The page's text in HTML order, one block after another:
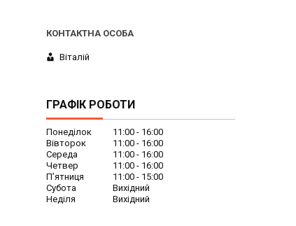
Віталій
ГРАФІК РОБОТИ
Понеділок 11:00
16:00
Вівторок
11:00
16:00
Середа
11:00
16:00
Четвер
11:00
16:00
Пʼятниця
11:00
15:00
Субота
Вихідний
Неділя
Вихідний